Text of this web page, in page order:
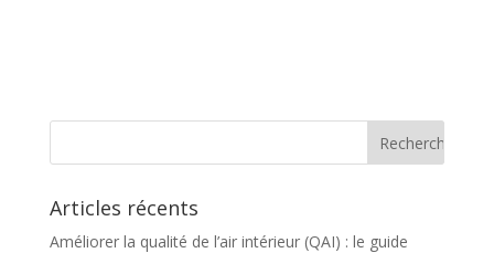
Articles récents
Améliorer la qualité de l’air intérieur (QAI) : le guide